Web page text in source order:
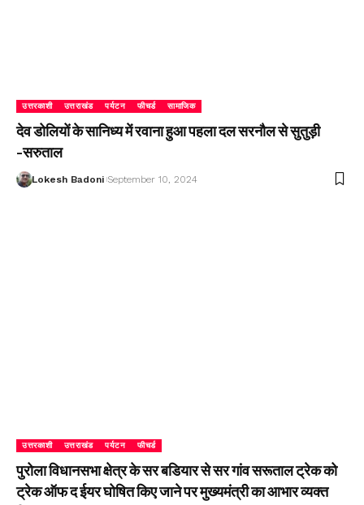
उत्तरकाशी उत्तराखंड पर्यटन फीचर्ड सामाजिक
देव डोलियों के सानिध्य में रवाना हुआ पहला दल सरनौल से सुतुड़ी
-सरुताल
Lokesh Badoni September 10, 2024
उत्तरकाशी उत्तराखंड पर्यटन फीचर्ड
पुरोला विधानसभा क्षेत्र के सर बडियार से सर गांव सरूताल ट्रेक को
ट्रेक ऑफ द ईयर घोषित किए जाने पर मुख्यमंत्री का आभार व्यक्त